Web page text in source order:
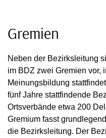
Gremien
Neben der Bezirksleitung
im BDZ zwei Gremien vor,
Meinungsbildung
fünf Jahre stattfindende
Ortsverbände etwa 200
Gremium fasst
die Bezirksleitung. Der